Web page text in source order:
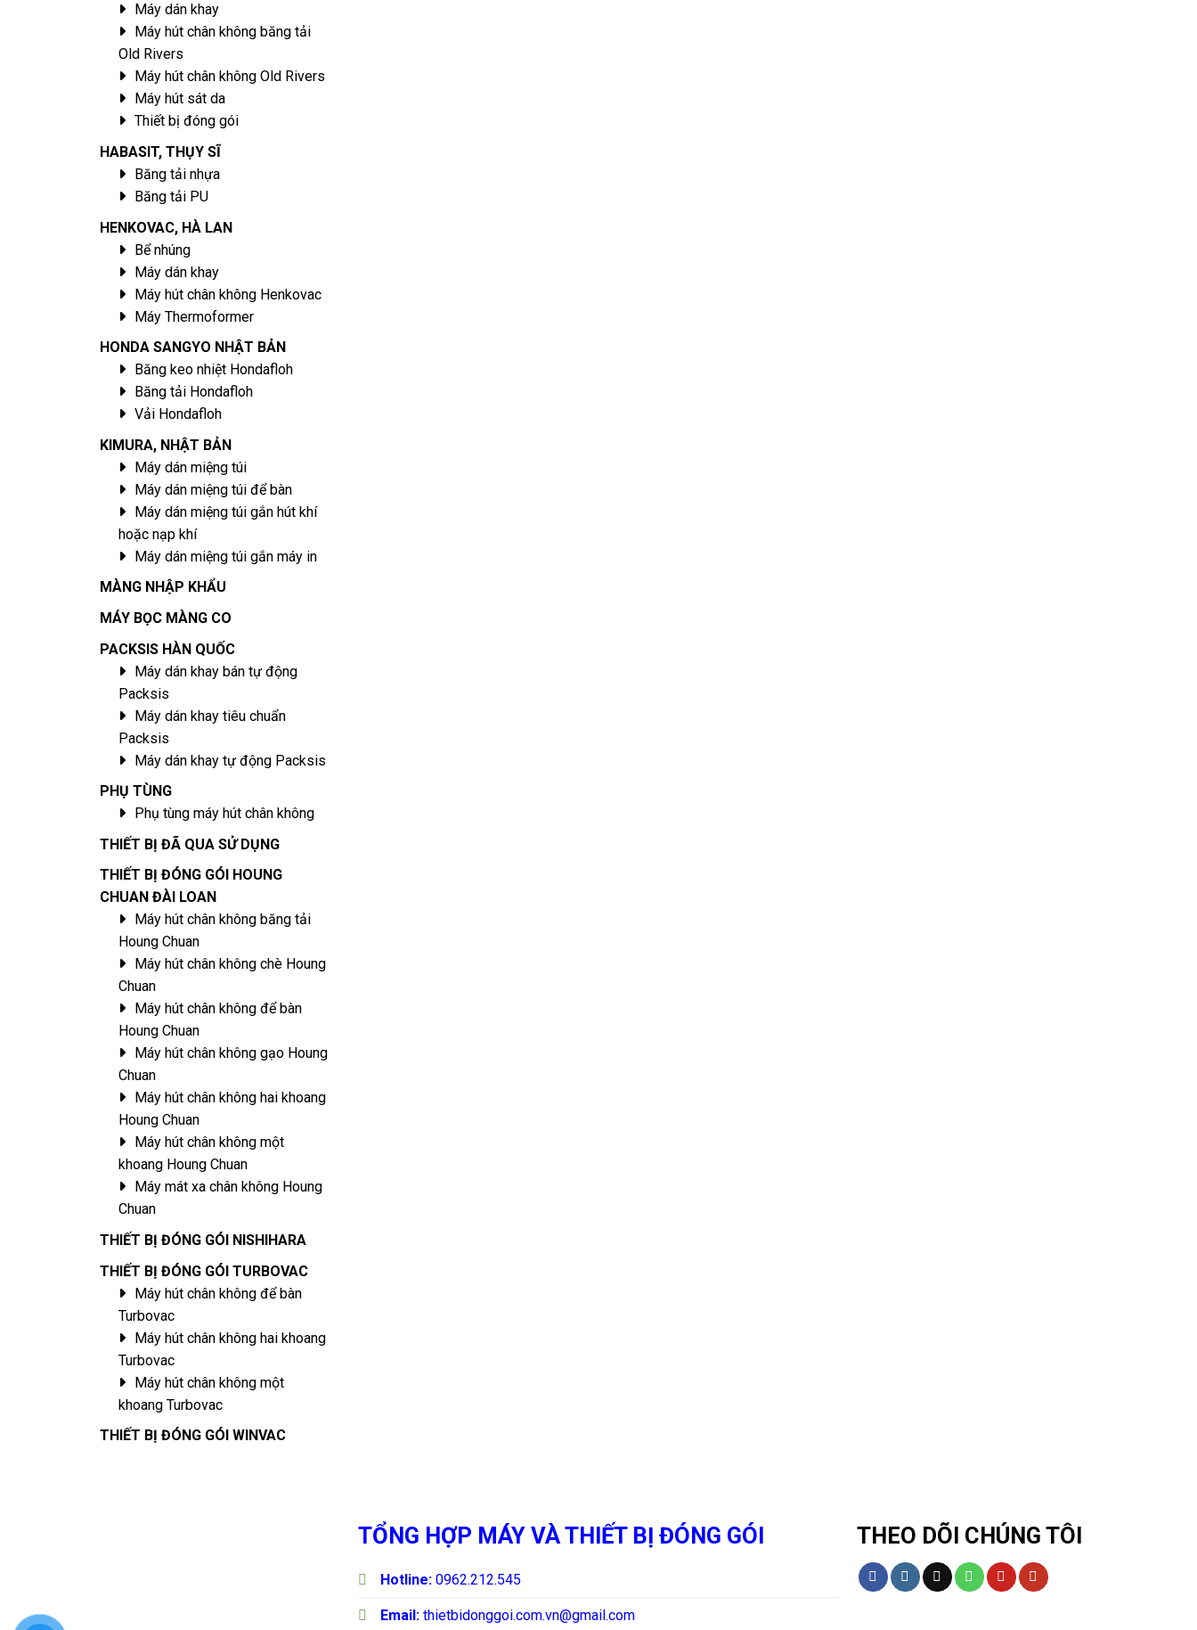
Máy dán khay
Máy hút chân không băng tải
Old Rivers
Máy hút chân không Old Rivers
Máy hút sát da
Thiết bị đóng gói
HABASIT, THỤY SĨ
Băng tải nhựa
Băng tải PU
HENKOVAC, HÀ LAN
Bể nhúng
Máy dán khay
Máy hút chân không Henkovac
Máy Thermoformer
HONDA SANGYO NHẬT BẢN
Băng keo nhiệt Hondafloh
Băng tải Hondafloh
Vải Hondafloh
KIMURA, NHẬT BẢN
Máy dán miệng túi
Máy dán miệng túi để bàn
Máy dán miệng túi gắn hút khí
hoặc nạp khí
Máy dán miệng túi gắn máy in
MÀNG NHẬP KHẨU
MÁY BỌC MÀNG CO
PACKSIS HÀN QUỐC
Máy dán khay bán tự động
Packsis
Máy dán khay tiêu chuẩn
Packsis
Máy dán khay tự động Packsis
PHỤ TÙNG
Phụ tùng máy hút chân không
THIẾT BỊ ĐÃ QUA SỬ DỤNG
THIẾT BỊ ĐÓNG GÓI HOUNG
CHUAN ĐÀI LOAN
Máy hút chân không băng tải
Houng Chuan
Máy hút chân không chè Houng
Chuan
Máy hút chân không để bàn
Houng Chuan
Máy hút chân không gạo Houng
Chuan
Máy hút chân không hai khoang
Houng Chuan
Máy hút chân không một
khoang Houng Chuan
Máy mát xa chân không Houng
Chuan
THIẾT BỊ ĐÓNG GÓI NISHIHARA
THIẾT BỊ ĐÓNG GÓI TURBOVAC
Máy hút chân không để bàn
Turbovac
Máy hút chân không hai khoang
Turbovac
Máy hút chân không một
khoang Turbovac
THIẾT BỊ ĐÓNG GÓI WINVAC
TỔNG HỢP MÁY VÀ THIẾT BỊ ĐÓNG GÓI
Hotline: 0962.212.545
Email: thietbidonggoi.com.vn@gmail.com
THEO DÕI CHÚNG TÔI